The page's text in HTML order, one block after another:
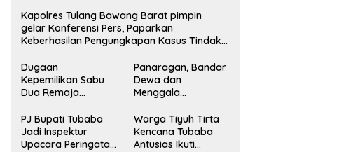
Kapolres Tulang Bawang Barat pimpin
gelar Konferensi Pers, Paparkan
Keberhasilan Pengungkapan Kasus Tindak
Dugaan
Kepemilikan Sabu
Dua Remaja
Satresnarkoba
Polres Tubaba.
Panaragan, Bandar
Dewa dan
Menggala
Kibarkan Semangat
Kemerdekaan HUT
RI Ke-79.
PJ Bupati Tubaba
Jadi Inspektur
Upacara Peringatan
Warga Tiyuh Tirta
Kencana Tubaba
Antusias Ikuti